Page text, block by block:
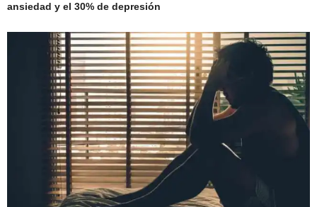
ansiedad y el 30% de depresión